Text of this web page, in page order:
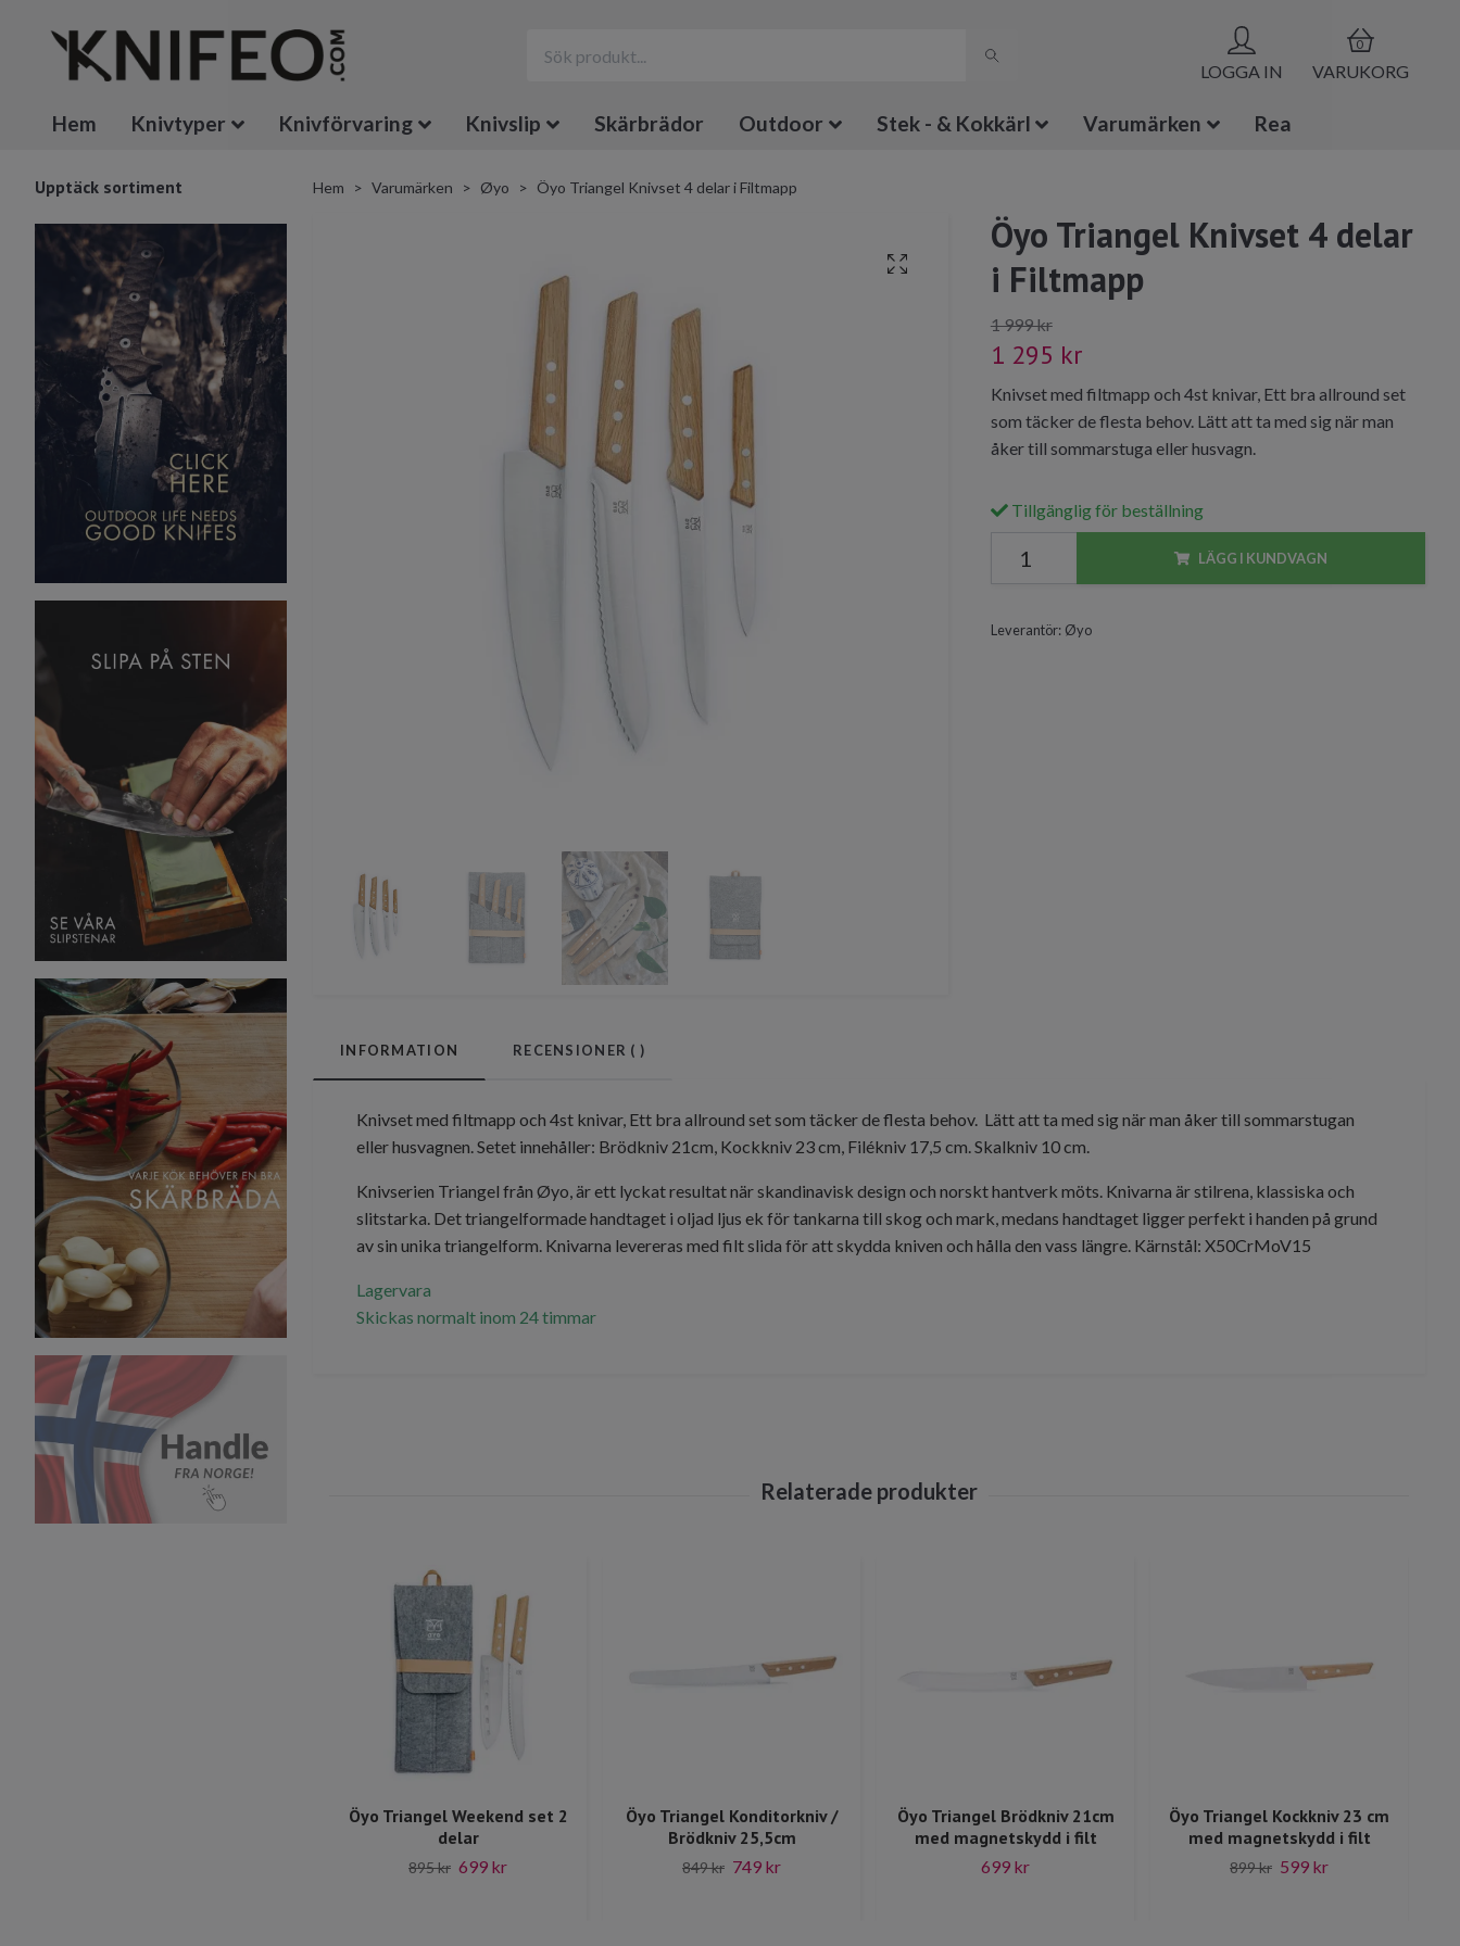
LOGGA IN
0
VARUKORG
Hem Knivtyper Knivförvaring Knivslip Skärbrädor Outdoor Stek - & Kokkärl Varumärken Rea
Upptäck sortiment Hem Varumärken Øyo Öyo Triangel Knivset 4 delar i Filtmapp
Öyo Triangel Knivset 4 delar
i Filtmapp
1 999 kr
1 295 kr
Knivset med filtmapp och 4st knivar, Ett bra allround set
som täcker de flesta behov. Lätt att ta med sig när man
åker till sommarstuga eller husvagn.
Tillgänglig för beställning
LÄGG I KUNDVAGN
Leverantör: Øyo
INFORMATION RECENSIONER ( )
Knivset med filtmapp och 4st knivar, Ett bra allround set som täcker de flesta behov. Lätt att ta med sig när man åker till sommarstugan
eller husvagnen. Setet innehåller: Brödkniv 21cm, Kockkniv 23 cm, Filékniv 17,5 cm. Skalkniv 10 cm.
Knivserien Triangel från Øyo, är ett lyckat resultat när skandinavisk design och norskt hantverk möts. Knivarna är stilrena, klassiska och
slitstarka. Det triangelformade handtaget i oljad ljus ek för tankarna till skog och mark, medans handtaget ligger perfekt i handen på grund
av sin unika triangelform. Knivarna levereras med filt slida för att skydda kniven och hålla den vass längre. Kärnstål: X50CrMoV15
Lagervara
Skickas normalt inom 24 timmar
Öyo Triangel Weekend set 2
delar
895 kr 699 kr
Öyo Triangel Konditorkniv /
Brödkniv 25,5cm
849 kr 749 kr
Öyo Triangel Brödkniv 21cm
med magnetskydd i filt
699 kr
Öyo Triangel Kockkniv 23 cm
med magnetskydd i filt
899 kr 599 kr